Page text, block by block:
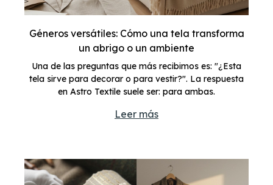
Géneros versátiles: Cómo una tela transforma
un abrigo o un ambiente
Una de las preguntas que más recibimos es: "¿Esta
tela sirve para decorar o para vestir?". La respuesta
en Astro Textile suele ser: para ambas.
Leer más